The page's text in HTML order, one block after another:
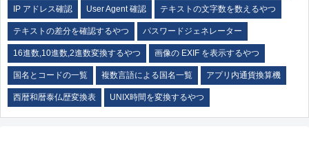
IP アドレス確認 User Agent 確認 テキストの文字数を数えるやつ
テキストの差分を確認するやつ パスワードジェネレーター
16進数,10進数,2進数変換するやつ 画像の EXIF を表示するやつ
国名とコードの一覧 複数言語による国名一覧 アプリ内通貨換算機
西暦和暦泰仏歴変換表 UNIX時間を変換するやつ